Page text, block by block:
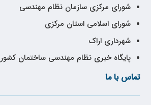
شورای مرکزی سازمان نظام مهندسی
شورای اسلامی استان مرکزی
شهرداری اراک
پایگاه خبری نظام مهندسی ساختمان کشور
تماس با ما